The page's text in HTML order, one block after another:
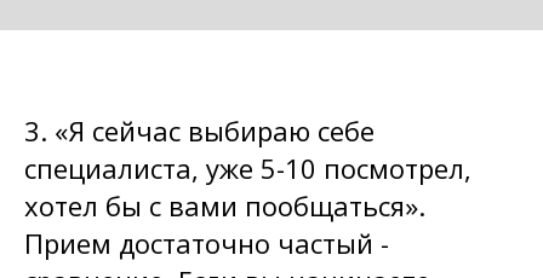
3. «Я сейчас выбираю себе
специалиста, уже 5-10 посмотрел,
хотел бы с вами пообщаться».
Прием достаточно частый -